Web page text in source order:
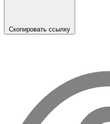
Скопировать ссылку